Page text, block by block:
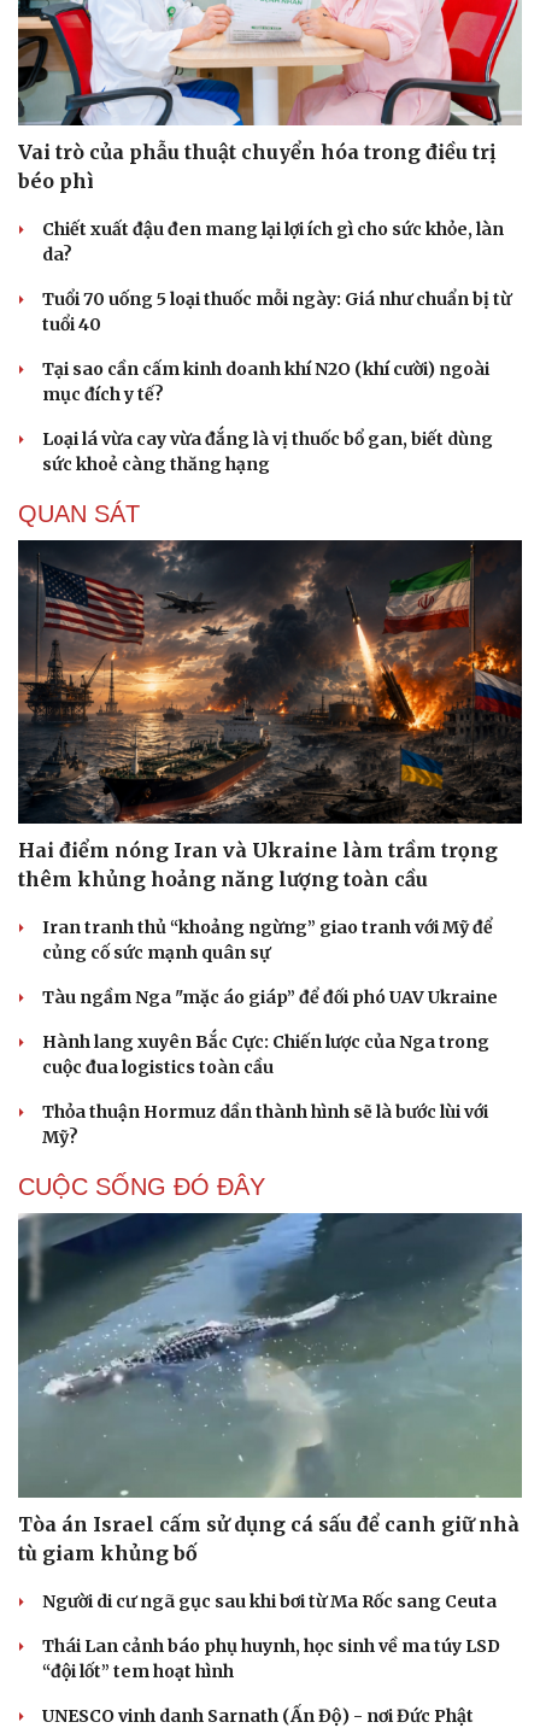
Du lịch
Tư vấn
Săn Tour
check-in
Podcast
Câu chuyện thời sự
Đọc truyện đêm khuya
Cửa sổ tình yêu
Kể chuyện cho bé
Hạt giống tâm hồn
Vai trò của phẫu thuật chuyển hóa trong điều trị
béo phì
Chiết xuất đậu đen mang lại lợi ích gì cho sức khỏe, làn
da?
Tuổi 70 uống 5 loại thuốc mỗi ngày: Giá như chuẩn bị từ
tuổi 40
Tại sao cần cấm kinh doanh khí N2O (khí cười) ngoài
mục đích y tế?
Loại lá vừa cay vừa đắng là vị thuốc bổ gan, biết dùng
sức khoẻ càng thăng hạng
QUAN SÁT
Hai điểm nóng Iran và Ukraine làm trầm trọng
thêm khủng hoảng năng lượng toàn cầu
Iran tranh thủ “khoảng ngừng” giao tranh với Mỹ để
củng cố sức mạnh quân sự
Tàu ngầm Nga "mặc áo giáp” để đối phó UAV Ukraine
Hành lang xuyên Bắc Cực: Chiến lược của Nga trong
cuộc đua logistics toàn cầu
Thỏa thuận Hormuz dần thành hình sẽ là bước lùi với
Mỹ?
CUỘC SỐNG ĐÓ ĐÂY
Tòa án Israel cấm sử dụng cá sấu để canh giữ nhà
tù giam khủng bố
Người di cư ngã gục sau khi bơi từ Ma Rốc sang Ceuta
Thái Lan cảnh báo phụ huynh, học sinh về ma túy LSD
“đội lốt” tem hoạt hình
UNESCO vinh danh Sarnath (Ấn Độ) - nơi Đức Phật